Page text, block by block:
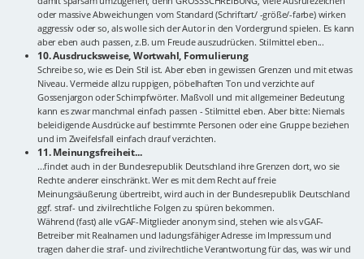
oder massive Abweichungen vom Standard (Schriftart/ -größe/-farbe) wirken
aggressiv oder so, als wolle sich der Autor in den Vordergrund spielen. Es kann
aber eben auch passen, z.B. um Freude auszudrücken. Stilmittel eben...
10. Ausdrucksweise, Wortwahl, Formulierung
Schreibe so, wie es Dein Stil ist. Aber eben in gewissen Grenzen und mit etwas
Niveau. Vermeide allzu ruppigen, pöbelhaften Ton und verzichte auf
Gossenjargon oder Schimpfwörter. Maßvoll und mit allgemeiner Bedeutung
kann es zwar manchmal einfach passen - Stilmittel eben. Aber bitte: Niemals
beleidigende Ausdrücke auf bestimmte Personen oder eine Gruppe beziehen
und im Zweifelsfall einfach drauf verzichten.
11. Meinungsfreiheit...
...findet auch in der Bundesrepublik Deutschland ihre Grenzen dort, wo sie
Rechte anderer einschränkt. Wer es mit dem Recht auf freie
Meinungsäußerung übertreibt, wird auch in der Bundesrepublik Deutschland
ggf. straf- und zivilrechtliche Folgen zu spüren bekommen.
Während (fast) alle vGAF-Mitglieder anonym sind, stehen wie als vGAF-
Betreiber mit Realnamen und ladungsfähiger Adresse im Impressum und
tragen daher die straf- und zivilrechtliche Verantwortung für das, was wir und